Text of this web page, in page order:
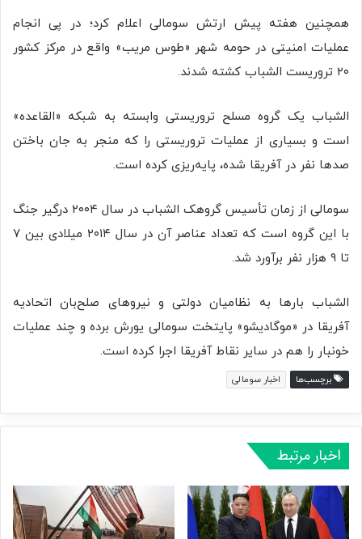
همچنین هفته پیش ارتش سومالی اعلام کرد؛ در پی انجام
عملیات امنیتی در حومه شهر «طوس مریب» واقع در مرکز کشور
۲۰ تروریست الشباب کشته شدند.
الشباب یک گروه مسلح تروریستی وابسته به شبکه «القاعده»
است و بسیاری از عملیات‌ تروریستی را که منجر به جان باختن
صدها نفر در آفریقا شده، پایه‌ریزی کرده است.
سومالی از زمان تأسیس گروهک الشباب در سال ۲۰۰۴ درگیر جنگ
با این گروه است که تعداد عناصر آن در سال ۲۰۱۴ میلادی بین ۷
تا ۹ هزار نفر برآورد شد.
الشباب بارها به نظامیان دولتی و نیروهای صلح‌بان اتحادیه
آفریقا در «موگادیشو» پایتخت سومالی یورش برده‌ و چند عملیات‌
خونبار را هم در سایر نقاط آفریقا اجرا کرده است.
برچسب‌ها اخبار سومالی
اخبار مرتبط